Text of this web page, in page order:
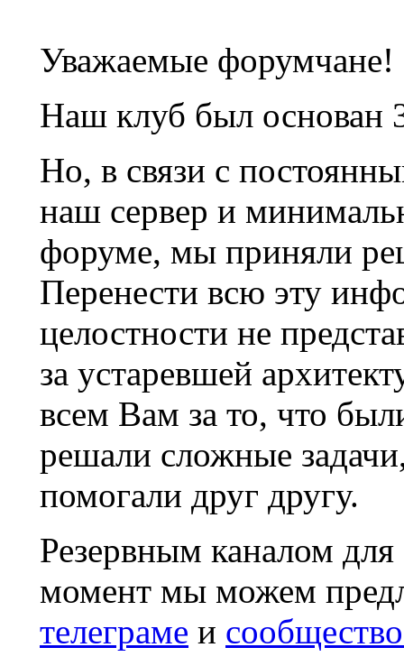
Уважаемые форумчане!
Наш клуб был основан
Но, в связи с
наш сервер и
форуме, мы приняли
Перенести всю эту
целостности не
за устаревшей
всем Вам за то, что
решали сложные
помогали друг другу.
Резервным каналом
момент мы можем
телеграме и